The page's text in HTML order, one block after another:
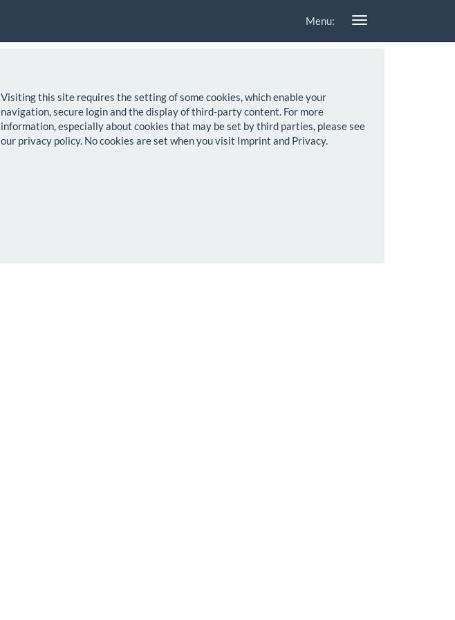
Menu:
Visiting this site requires the setting of some cookies, which enable your
navigation, secure login and the display of third-party content. For more
information, especially about cookies that may be set by third parties, please see
our privacy policy. No cookies are set when you visit Imprint and Privacy.